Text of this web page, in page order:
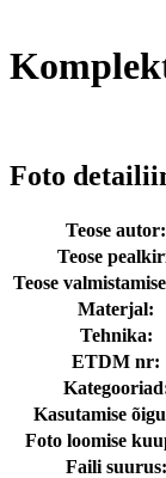
Foto
Teose autor:
Teose
Teose
Materjal:
Tehnika:
ETDM nr:
Kasutamise
Foto loomise
Faili suurus: